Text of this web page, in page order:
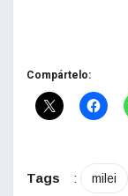
Compártelo:
Tags : milei